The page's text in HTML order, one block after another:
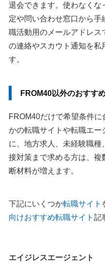
退会できます。使わなくな
定や問い合わせ窓口から
職活動用のメールアドレス
の連絡やスカウト通知を私
す。
FROM40以外のおすす
FROM40だけで希望条件
かの転職サイトや転職エ
に、地方求人、未経験職
接対策まで求める方は、複
断材料が増えます。
下記にいくつか転職サイト
向けおすすめ転職サイト 記
エイジレスエージェント